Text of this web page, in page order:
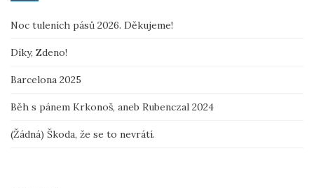
Noc tuleních pásů 2026. Děkujeme!
Díky, Zdeno!
Barcelona 2025
Běh s pánem Krkonoš, aneb Rubenczal 2024
(Žádná) Škoda, že se to nevrátí.